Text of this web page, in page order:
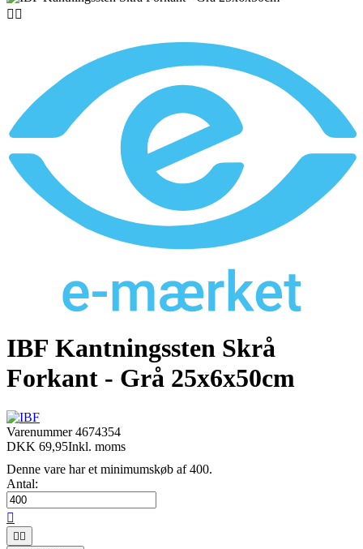
 
IBF Kantningssten Skrå
Forkant - Grå 25x6x50cm
Varenummer4674354
DKK 69,95Inkl. moms
Denne vare har et minimumskøb af 400.
Antal:

 